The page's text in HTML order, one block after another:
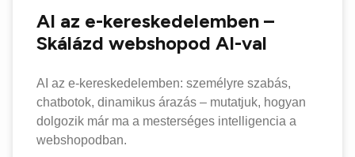
AI az e-kereskedelemben –
Skálázd webshopod AI-val
AI az e-kereskedelemben: személyre szabás,
chatbotok, dinamikus árazás – mutatjuk, hogyan
dolgozik már ma a mesterséges intelligencia a
webshopodban.